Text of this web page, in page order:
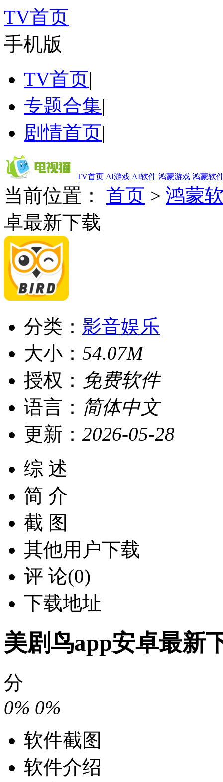
TV首页
手机版
TV首页|
专题合集|
剧情首页|
TV首页 AI游戏 AI软件 鸿蒙游戏 鸿蒙软
当前位置： 首页 > 鸿蒙
卓最新下载
分类： 影音娱乐
大小： 54.07M
授权： 免费软件
语言： 简体中文
更新： 2026-05-28
综 述
简 介
截 图
其他用户下载
评 论(0)
下载地址
美剧鸟app安卓最新
分
0% 0%
软件截图
软件介绍